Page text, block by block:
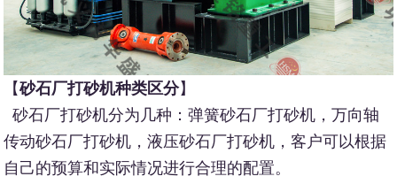
【砂石厂打砂机种类区分】
砂石厂打砂机分为几种：弹簧砂石厂打砂机，万向轴
传动砂石厂打砂机，液压砂石厂打砂机，客户可以根据
自己的预算和实际情况进行合理的配置。